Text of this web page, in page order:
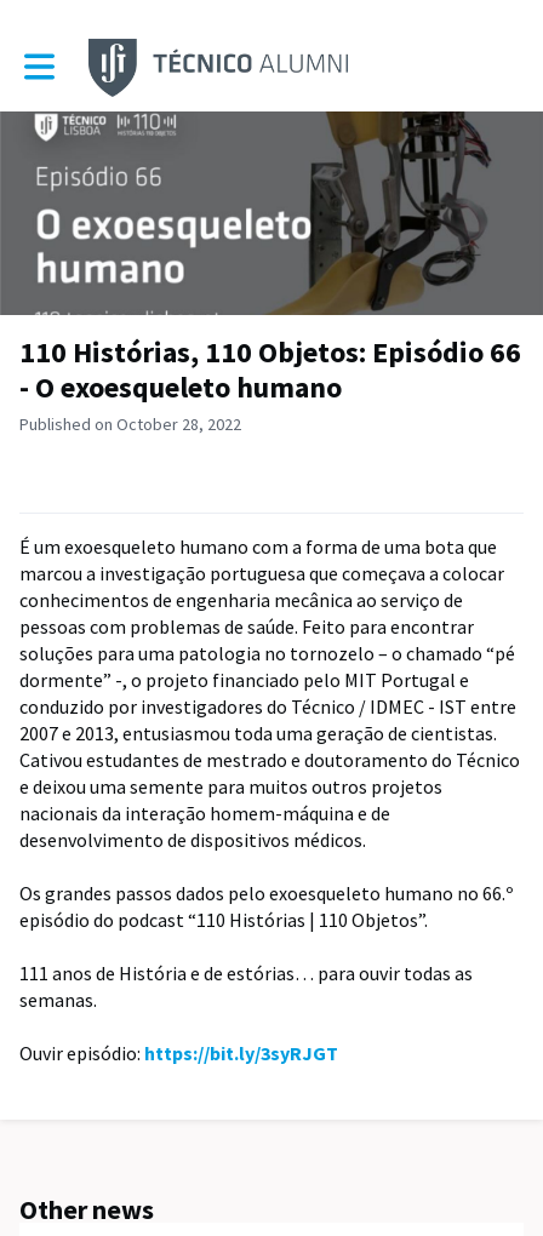
Toggle main navigation
110 Histórias, 110 Objetos: Episódio 66
- O exoesqueleto humano
Published on October 28, 2022
É um exoesqueleto humano com a forma de uma bota que
marcou a investigação portuguesa que começava a colocar
conhecimentos de engenharia mecânica ao serviço de
pessoas com problemas de saúde. Feito para encontrar
soluções para uma patologia no tornozelo – o chamado “pé
dormente” -, o projeto financiado pelo MIT Portugal e
conduzido por investigadores do Técnico / IDMEC - IST entre
2007 e 2013, entusiasmou toda uma geração de cientistas.
Cativou estudantes de mestrado e doutoramento do Técnico
e deixou uma semente para muitos outros projetos
nacionais da interação homem-máquina e de
desenvolvimento de dispositivos médicos.
Os grandes passos dados pelo exoesqueleto humano no 66.º
episódio do podcast “110 Histórias | 110 Objetos”.
111 anos de História e de estórias… para ouvir todas as
semanas.
Ouvir episódio: https://bit.ly/3syRJGT
Other news